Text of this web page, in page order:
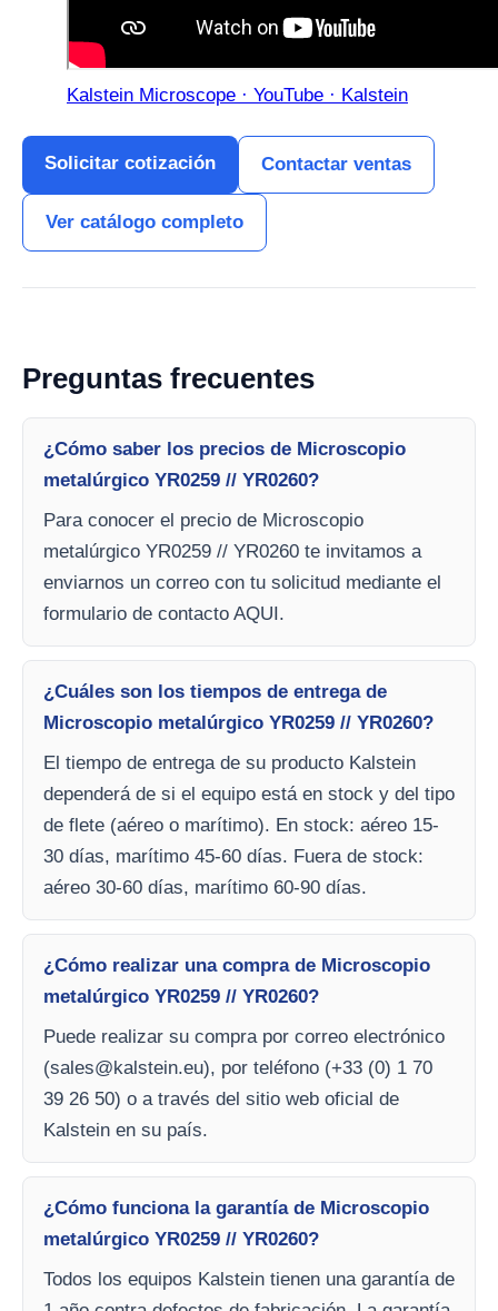
Kalstein Microscope · YouTube · Kalstein
Solicitar cotización Contactar ventas
Ver catálogo completo
Preguntas frecuentes
¿Cómo saber los precios de Microscopio
metalúrgico YR0259 // YR0260?
Para conocer el precio de Microscopio
metalúrgico YR0259 // YR0260 te invitamos a
enviarnos un correo con tu solicitud mediante el
formulario de contacto AQUI.
¿Cuáles son los tiempos de entrega de
Microscopio metalúrgico YR0259 // YR0260?
El tiempo de entrega de su producto Kalstein
dependerá de si el equipo está en stock y del tipo
de flete (aéreo o marítimo). En stock: aéreo 15-
30 días, marítimo 45-60 días. Fuera de stock:
aéreo 30-60 días, marítimo 60-90 días.
¿Cómo realizar una compra de Microscopio
metalúrgico YR0259 // YR0260?
Puede realizar su compra por correo electrónico
(sales@kalstein.eu), por teléfono (+33 (0) 1 70
39 26 50) o a través del sitio web oficial de
Kalstein en su país.
¿Cómo funciona la garantía de Microscopio
metalúrgico YR0259 // YR0260?
Todos los equipos Kalstein tienen una garantía de